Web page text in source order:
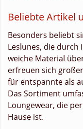
Beliebte Artikel
Besonders beliebt
Leslunes, die durch
weiche Material
erfreuen sich
für entspannte als
Das Sortiment
Loungewear, die
Hause ist.